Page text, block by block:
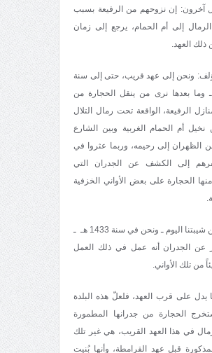
آخرون: إن نزوحهم من الرفيعة بسبب
إلى أم الحمام، يرجع إلى زمان
العهد.
ونحن إلى عهد قريب، حتى إلى سنة
هـ وما بعدها نرى من ينقل الحجارة من
الرفيعة، الواقعة تحت رمال التلال
نخيل أم الحمام الغربية وبين الشارع
الظهران إلى رحيمه، وربما عثروا في
إلى الكشف عن الجدران التي
الحجارة على بعض الأواني الخزفية
ويوجد من شيبتنا اليوم ـ ونحن في سنة 1433 هـ ـ
عن الجدران أنه عمل في ذلك العمل
من تلك الأواني.
يدل على قرب العهد، فلعلّ هذه البلدة
الحجارة من جدرانها المطمورة
في هذا العهد القريب، هي غير تلك
قبل عهد القرامطة، وأنها بُنيت